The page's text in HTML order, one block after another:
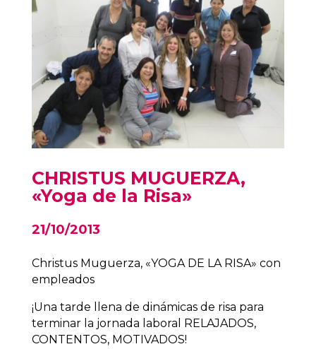
CHRISTUS MUGUERZA,
«Yoga de la Risa»
21/10/2013
Christus Muguerza, «YOGA DE LA RISA» con
empleados
¡Una tarde llena de dinámicas de risa para
terminar la jornada laboral RELAJADOS,
CONTENTOS, MOTIVADOS!